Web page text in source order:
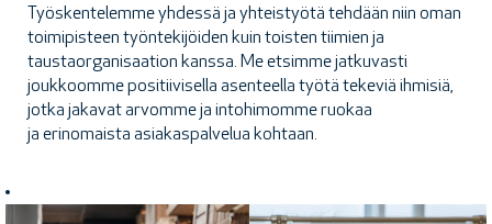
Työskentelemme yhdessä ja yhteistyötä tehdään niin oman
toimipisteen työntekijöiden kuin toisten tiimien ja
taustaorganisaation kanssa. Me etsimme jatkuvasti
joukkoomme positiivisella asenteella työtä tekeviä ihmisiä,
jotka jakavat arvomme ja intohimomme ruokaa
ja erinomaista asiakaspalvelua kohtaan.